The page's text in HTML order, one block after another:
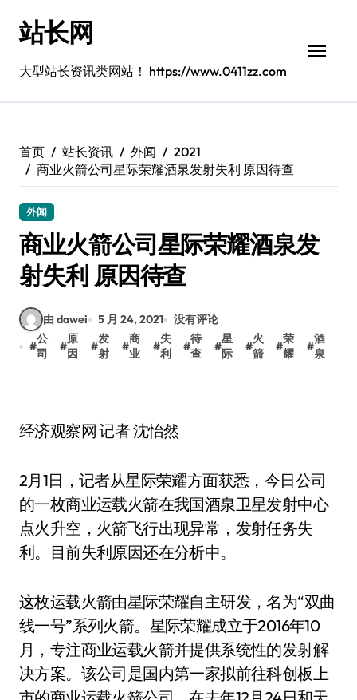
站长网
大型站长资讯类网站！ https://www.0411zz.com
首页 站长资讯 外闻
2021
商业火箭公司星际荣耀酒泉发射失利 原因待查
外闻
商业火箭公司星际荣耀酒泉发
射失利 原因待查
由 dawei 5 月 24, 2021
没有评论
#
公
司
#
原
因
#
发
射
#
商
业
#
失
利
#
待
查
#
星
际
#
火
箭
#
荣
耀
#
酒
泉
经济观察网 记者 沈怡然
2月1日，记者从星际荣耀方面获悉，今日公司
的一枚商业运载火箭在我国酒泉卫星发射中心
点火升空，火箭飞行出现异常，发射任务失
利。目前失利原因还在分析中。
这枚运载火箭由星际荣耀自主研发，名为“双曲
线一号”系列火箭。星际荣耀成立于2016年10
月，专注商业运载火箭并提供系统性的发射解
决方案。该公司是国内第一家拟前往科创板上